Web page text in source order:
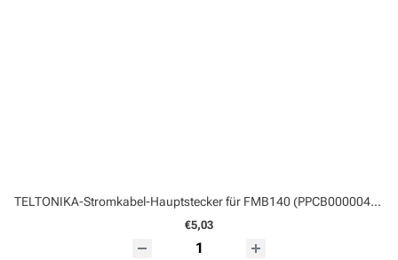
TELTONIKA-Stromkabel-Hauptstecker für FMB140 (PPCB00000480)
€5,03